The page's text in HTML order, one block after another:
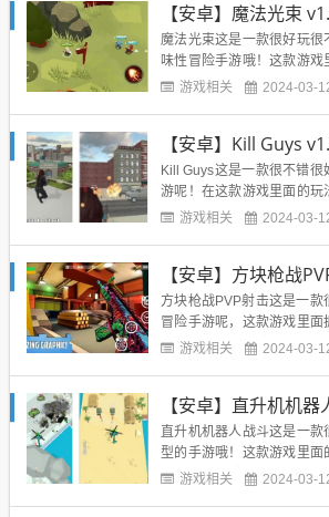
合适的时间然后去进行射
呢，让所有的玩家们都体验
【安卓】魔法光束
魔法光束这是一款很好玩
味性冒险手游哦！这款游
数的冒险等你来尝试看看哦
呢，超级多好玩的玩法让
的冒险哦，还能够通过学习...
游戏相关 2024-03-
【安卓】Kill Guys
Kill Guys这是一款很不错
游呢！在这款游戏里面的玩
激的冒险任务等你去进行体
精妙的枪法去消灭各种的敌
的技术来进行...
游戏相关 2024-03-
方块枪战PVP射击这是一款
冒险手游呢，这款游戏里
来进行刺激的冒险体验哦，
体验呢，无穷无尽的福利
带给我们的射击快感哦，...
游戏相关 2024-03-
直升机机器人战斗这是一
型的手游哦！这款游戏里面
我们将会驾驶直升飞机展开
游戏相关 2024-03-